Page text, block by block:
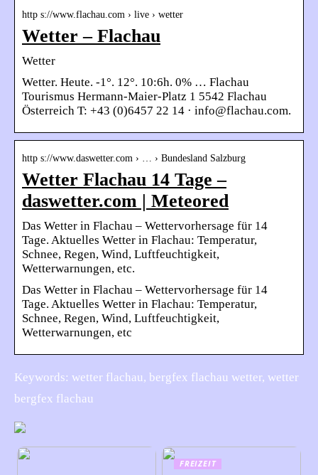
http s://www.flachau.com › live › wetter
Wetter – Flachau
Wetter
Wetter. Heute. -1°. 12°. 10:6h. 0% … Flachau
Tourismus Hermann-Maier-Platz 1 5542 Flachau
Österreich T: +43 (0)6457 22 14 · info@flachau.com.
http s://www.daswetter.com › … › Bundesland Salzburg
Wetter Flachau 14 Tage –
daswetter.com | Meteored
Das Wetter in Flachau – Wettervorhersage für 14
Tage. Aktuelles Wetter in Flachau: Temperatur,
Schnee, Regen, Wind, Luftfeuchtigkeit,
Wetterwarnungen, etc.
Das Wetter in Flachau – Wettervorhersage für 14
Tage. Aktuelles Wetter in Flachau: Temperatur,
Schnee, Regen, Wind, Luftfeuchtigkeit,
Wetterwarnungen, etc
Keywords: wetter flachau, bergfex flachau wetter, wetter
bergfex flachau
FREIZEIT